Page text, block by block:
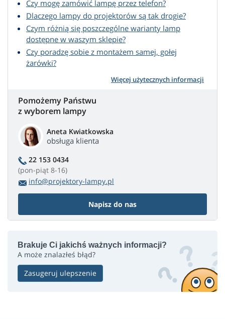
Czy mogę zamówić lampę przez telefon?
Dlaczego lampy do projektorów są tak drogie?
Czym różnią się poszczególne warianty lamp
dostępne w waszym sklepie?
Czy poradzę sobie z montażem samej, gołej
żarówki?
Więcej użytecznych informacji
Pomożemy Państwu
z wyborem lampy
Aneta Kwiatkowska
obsługa klienta
22 153 0434
(pon-piąt 8-16)
info@projektory-lampy.pl
Napisz do nas
Brakuje Ci jakichś ważnych informacji?
A może znalazłeś błąd?
Zasugeruj ulepszenie